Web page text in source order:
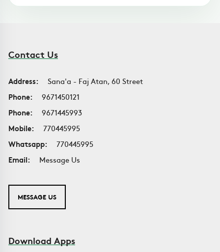
Contact Us
Address:
Sana'a - Faj Atan, 60 Street
Phone:
9671450121
Phone:
9671445993
Mobile:
770445995
Whatsapp:
770445995
Email:
Message Us
MESSAGE US
Download Apps